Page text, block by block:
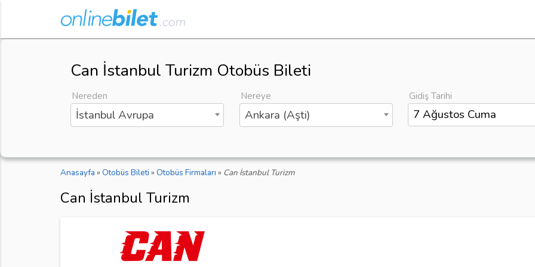
Can İstanbul Turizm Otobüs Bileti
Nereden
İstanbul Avrupa
Nereye
Ankara (Aşti)
Gidiş Tarihi
Anasayfa » Otobüs Bileti » Otobüs Firmaları » Can İstanbul Turizm
Can İstanbul Turizm